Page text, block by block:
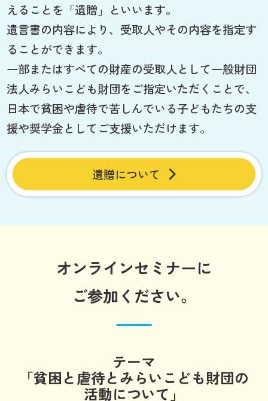
えることを「遺贈」といいます。
遺言書の内容により、受取人やその内容を指定す
ることができます。
一部またはすべての財産の受取人として一般財団
法人みらいこども財団をご指定いただくことで、
日本で貧困や虐待で苦しんでいる子どもたちの支
援や奨学金としてご支援いただけます。
遺贈について
オンラインセミナーに
ご参加ください。
テーマ
「貧困と虐待とみらいこども財団の
活動について」